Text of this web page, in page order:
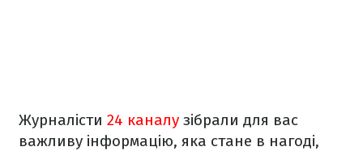
Журналісти 24 каналу зібрали для вас
важливу інформацію, яка стане в нагоді,